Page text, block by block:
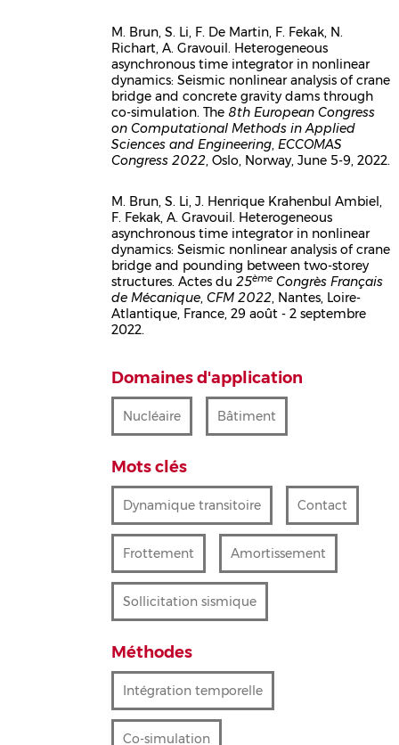
Corps
M. Brun, S. Li, F. De Martin, F. Fekak, N.
Richart, A. Gravouil. Heterogeneous
asynchronous time integrator in nonlinear
dynamics: Seismic nonlinear analysis of crane
bridge and concrete gravity dams through
co-simulation. The 8th European Congress
on Computational Methods in Applied
Sciences and Engineering,ECCOMAS
Congress 2022, Oslo, Norway, June 5-9, 2022.
Corps
M. Brun, S. Li, J. Henrique Krahenbul Ambiel,
F. Fekak, A. Gravouil. Heterogeneous
asynchronous time integrator in nonlinear
dynamics: Seismic nonlinear analysis of crane
bridge and pounding between two-storey
structures. Actes du25ème Congrès Français
de Mécanique,CFM 2022, Nantes, Loire-
Atlantique, France, 29 août - 2 septembre
2022.
Domaines d'application
Nucléaire Bâtiment
Mots clés
Dynamique transitoire Contact
Frottement Amortissement
Sollicitation sismique
Méthodes
Intégration temporelle
Co-simulation